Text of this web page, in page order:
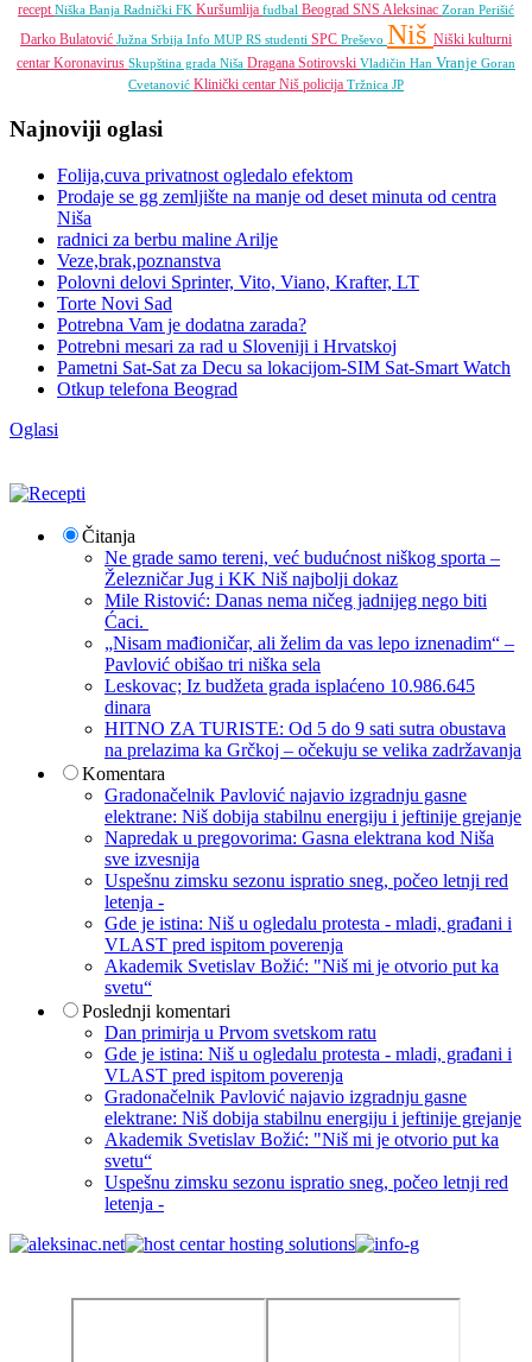
receptNiška Banja Radnički FK Kuršumlija fudbal Beograd SNS Aleksinac Zoran Perišić
Darko Bulatović Južna Srbija Info MUP RS studenti SPC Preševo Niš Niški kulturni
centar Koronavirus Skupština grada Niša Dragana Sotirovski Vladičin Han Vranje Goran
Cvetanović Klinički centar Niš policija Tržnica JP
Najnoviji oglasi
Folija,cuva privatnost ogledalo efektom
Prodaje se gg zemljište na manje od deset minuta od centra
Niša
radnici za berbu maline Arilje
Veze,brak,poznanstva
Polovni delovi Sprinter, Vito, Viano, Krafter, LT
Torte Novi Sad
Potrebna Vam je dodatna zarada?
Potrebni mesari za rad u Sloveniji i Hrvatskoj
Pametni Sat-Sat za Decu sa lokacijom-SIM Sat-Smart Watch
Otkup telefona Beograd
Oglasi
Čitanja
Ne grade samo tereni, već budućnost niškog sporta –
Železničar Jug i KK Niš najbolji dokaz
Mile Ristović: Danas nema ničeg jadnijeg nego biti
Ćaci.
„Nisam mađioničar, ali želim da vas lepo iznenadim“ –
Pavlović obišao tri niška sela
Leskovac; Iz budžeta grada isplaćeno 10.986.645
dinara
HITNO ZA TURISTE: Od 5 do 9 sati sutra obustava
na prelazima ka Grčkoj – očekuju se velika zadržavanja
Komentara
Gradonačelnik Pavlović najavio izgradnju gasne
elektrane: Niš dobija stabilnu energiju i jeftinije grejanje
Napredak u pregovorima: Gasna elektrana kod Niša
sve izvesnija
Uspešnu zimsku sezonu ispratio sneg, počeo letnji red
letenja -
Gde je istina: Niš u ogledalu protesta - mladi, građani i
VLAST pred ispitom poverenja
Akademik Svetislav Božić: "Niš mi je otvorio put ka
svetu“
Poslednji komentari
Dan primirja u Prvom svetskom ratu
Gde je istina: Niš u ogledalu protesta - mladi, građani i
VLAST pred ispitom poverenja
Gradonačelnik Pavlović najavio izgradnju gasne
elektrane: Niš dobija stabilnu energiju i jeftinije grejanje
Akademik Svetislav Božić: "Niš mi je otvorio put ka
svetu“
Uspešnu zimsku sezonu ispratio sneg, počeo letnji red
letenja -